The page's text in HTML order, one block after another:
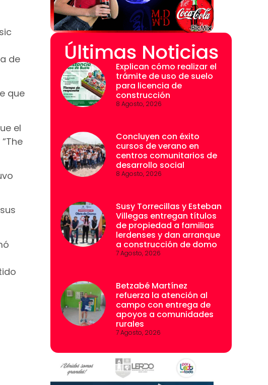
de
que
el
Últimas Noticias
Explican cómo realizar el
trámite de uso de suelo
para licencia de
construcción
8 Agosto, 2026
Concluyen con éxito
cursos de verano en
centros comunitarios de
desarrollo social
8 Agosto, 2026
Susy Torrecillas y Esteban
Villegas entregan títulos
de propiedad a familias
lerdenses y dan arranque
a construcción de domo
7 Agosto, 2026
Betzabé Martínez
refuerza la atención al
campo con entrega de
apoyos a comunidades
rurales
7 Agosto, 2026